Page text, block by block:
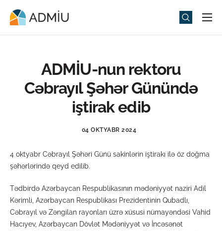
Universitet
Tədbirlər
ADMIU Sİ
ADMİU-nun rektoru
Cəbrayıl Şəhər Günündə
iştirak edib
04 OKTYABR 2024
4 oktyabr Cəbrayıl Şəhəri Günü sakinlərin iştirakı ilə öz doğma
şəhərlərində qeyd edilib.
Tədbirdə Azərbaycan Respublikasının mədəniyyət naziri Adil
Kərimli, Azərbaycan Respublikası Prezidentinin Qubadlı,
Cəbrayıl və Zəngilan rayonları üzrə xüsusi nümayəndəsi Vahid
Hacıyev, Azərbaycan Dövlət Mədəniyyət və İncəsənət